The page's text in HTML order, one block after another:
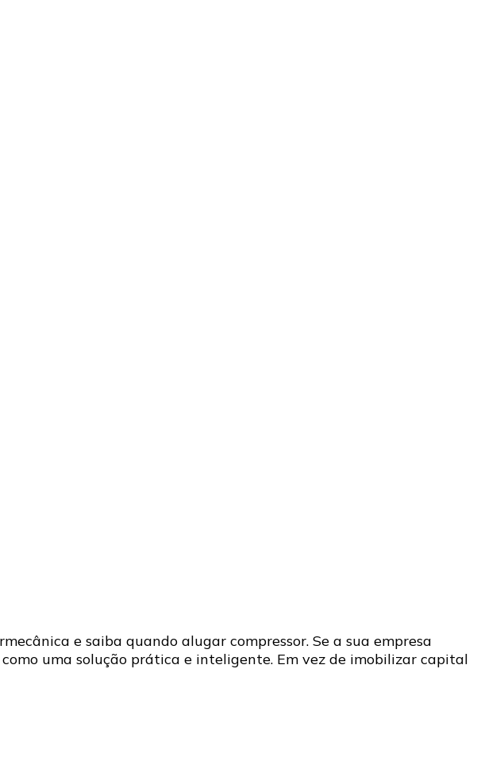
e saiba quando alugar compressor. Se a sua empresa
uma solução prática e inteligente. Em vez de imobilizar capital